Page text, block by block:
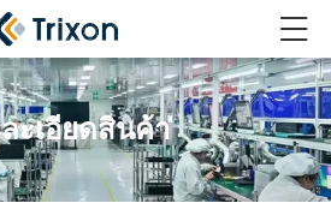
ะเอียดสินค้า